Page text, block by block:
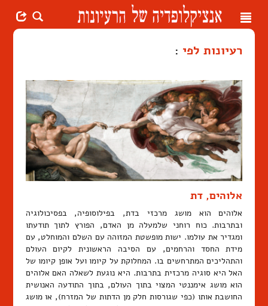
Toggle
רעיונות לפי :
אלוהים, דת
אלוהים הוא מושג מרכזי בדת, בפילוסופיה, בפסיכולוגיה
ובתרבות. כוח רוחני שלמעלה מן האדם, הפורץ לתוך תודעתו
ומגדיר את עולמו. ישות מופשטת המזוהה עם השלם והמוחלט, עם
מידת החסד והרחמים, עם הסיבה הראשונית לקיום העולם
והתהליכים המתרחשים בו. המחלוקת על קיומו ועל אופן קיומו של
האל היא סוגיה מרכזית בתרבות. היא נוגעת לשאלה האם אלוהים
הוא מושג אימננטי המצוי בתוך העולם, בתוך התודעה האנושית
החושבת אותו (כפי שגורסות חלק מן הדתות של המזרח), או מושג